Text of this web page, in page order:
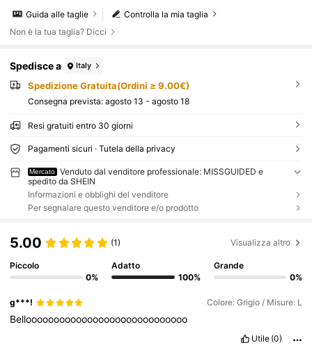
Controlla la mia taglia
Guida alle taglie
Non è la tua taglia? Dicci
Spedisce a Italy
Spedizione Gratuita(Ordini ≥ 9.00€)
Consegna prevista: agosto 13 - agosto 18
Resi gratuiti entro 30 giorni
Pagamenti sicuri · Tutela della privacy
Mercato
Venduto dal venditore professionale: MISSGUIDED e
spedito da SHEIN
Informazioni e obblighi del venditore
Per segnalare questo venditore e/o prodotto
5.00 (1) Visualizza altro
Piccolo
0%
Adatto
100%
Grande
0%
g***! Colore: Grigio / Misure: L
Bellooooooooooooooooooooooooooooo
Utile (0)